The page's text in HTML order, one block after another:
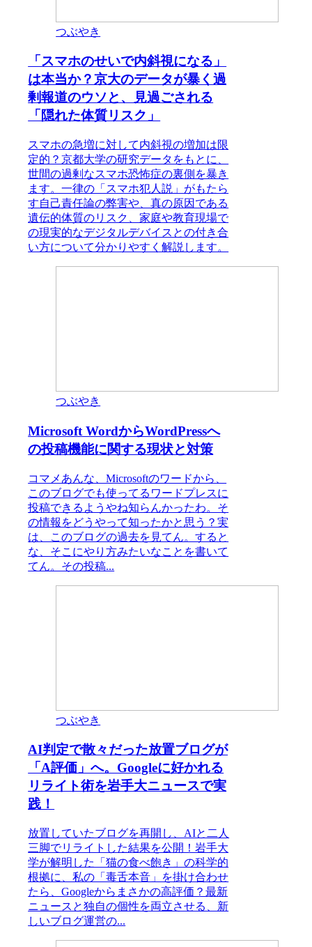
つぶやき
「スマホのせいで内斜視になる」
は本当か？京大のデータが暴く過
剰報道のウソと、見過ごされる
「隠れた体質リスク」
スマホの急増に対して内斜視の増加は限
定的？京都大学の研究データをもとに、
世間の過剰なスマホ恐怖症の裏側を暴き
ます。一律の「スマホ犯人説」がもたら
す自己責任論の弊害や、真の原因である
遺伝的体質のリスク、家庭や教育現場で
の現実的なデジタルデバイスとの付き合
い方について分かりやすく解説します。
つぶやき
Microsoft WordからWordPressへ
の投稿機能に関する現状と対策
コマメあんな、Microsoftのワードから、
このブログでも使ってるワードプレスに
投稿できるようやね知らんかったわ。そ
の情報をどうやって知ったかと思う？実
は、このブログの過去を見てん。すると
な、そこにやり方みたいなことを書いて
てん。その投稿...
つぶやき
AI判定で散々だった放置ブログが
「A評価」へ。Googleに好かれる
リライト術を岩手大ニュースで実
践！
放置していたブログを再開し、AIと二人
三脚でリライトした結果を公開！岩手大
学が解明した「猫の食べ飽き」の科学的
根拠に、私の「毒舌本音」を掛け合わせ
たら、Googleからまさかの高評価？最新
ニュースと独自の個性を両立させる、新
しいブログ運営の...